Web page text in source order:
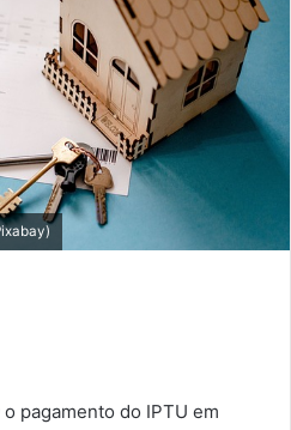
pagamento do IPTU em